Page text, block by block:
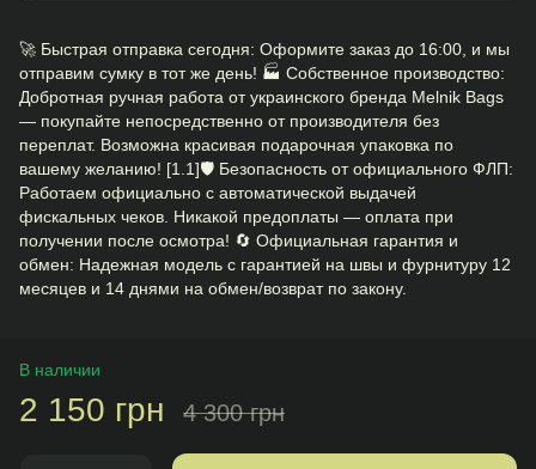
🚀 Быстрая отправка сегодня: Оформите заказ до 16:00, и мы
отправим сумку в тот же день! 🏭 Собственное производство:
Добротная ручная работа от украинского бренда Melnik Bags
— покупайте непосредственно от производителя без
переплат. Возможна красивая подарочная упаковка по
вашему желанию! [1.1]🛡️ Безопасность от официального ФЛП:
Работаем официально с автоматической выдачей
фискальных чеков. Никакой предоплаты — оплата при
получении после осмотра! 🔄 Официальная гарантия и
обмен: Надежная модель с гарантией на швы и фурнитуру 12
месяцев и 14 днями на обмен/возврат по закону.
В наличии
2 150 грн 4 300 грн